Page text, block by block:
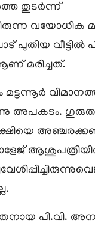
തുടർന്ന്
വയോധിക
പുതിയ വീട്ടിൽ
മരിച്ചത്.
അപകടം.
പി.വി.